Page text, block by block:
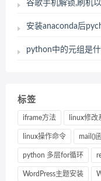
谷歌手机解锁,刷机
安装anaconda后
python中的元组是
标签
iframe方法 linux修改
linux操作命令 mail()
python 多层for循环
WordPress主题安装